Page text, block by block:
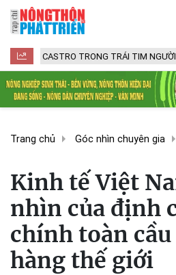
TRONG TRÁI TIM NGƯỜI VIỆT
Trang chủ Góc nhìn chuyên gia
Kinh tế Việt
nhìn của định
chính toàn cầu
hàng thế giới